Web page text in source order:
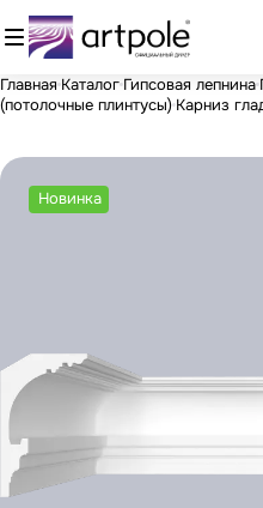
Главная Каталог Гипсовая лепнина
(потолочные плинтусы) Карниз
Новинка